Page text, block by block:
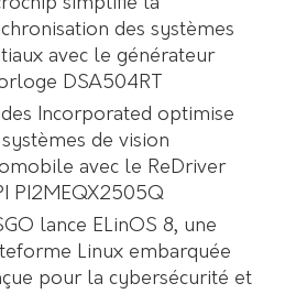
simplifie la
des systèmes
avec le générateur
DSA504RT
Incorporated optimise
de vision
avec le ReDriver
PI2MEQX2505Q
lance ELinOS 8, une
Linux embarquée
pour la cybersécurité et